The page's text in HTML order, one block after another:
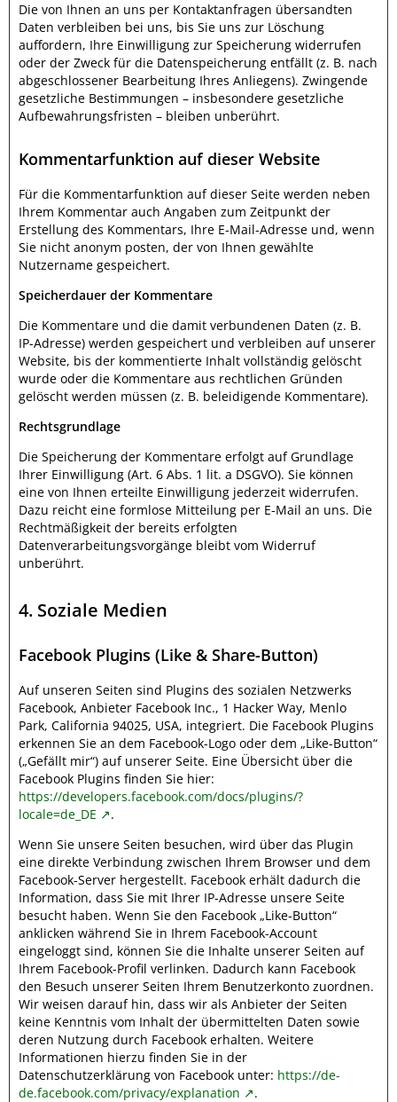
Die von Ihnen an uns per Kontaktanfragen übersandten
Daten verbleiben bei uns, bis Sie uns zur Löschung
auffordern, Ihre Einwilligung zur Speicherung widerrufen
oder der Zweck für die Datenspeicherung entfällt (z. B. nach
abgeschlossener Bearbeitung Ihres Anliegens). Zwingende
gesetzliche Bestimmungen – insbesondere gesetzliche
Aufbewahrungsfristen – bleiben unberührt.
Kommentarfunktion auf dieser Website
Für die Kommentarfunktion auf dieser Seite werden neben
Ihrem Kommentar auch Angaben zum Zeitpunkt der
Erstellung des Kommentars, Ihre E-Mail-Adresse und, wenn
Sie nicht anonym posten, der von Ihnen gewählte
Nutzername gespeichert.
Speicherdauer der Kommentare
Die Kommentare und die damit verbundenen Daten (z. B.
IP-Adresse) werden gespeichert und verbleiben auf unserer
Website, bis der kommentierte Inhalt vollständig gelöscht
wurde oder die Kommentare aus rechtlichen Gründen
gelöscht werden müssen (z. B. beleidigende Kommentare).
Rechtsgrundlage
Die Speicherung der Kommentare erfolgt auf Grundlage
Ihrer Einwilligung (Art. 6 Abs. 1 lit. a DSGVO). Sie können
eine von Ihnen erteilte Einwilligung jederzeit widerrufen.
Dazu reicht eine formlose Mitteilung per E-Mail an uns. Die
Rechtmäßigkeit der bereits erfolgten
Datenverarbeitungsvorgänge bleibt vom Widerruf
unberührt.
4. Soziale Medien
Facebook Plugins (Like & Share-Button)
Auf unseren Seiten sind Plugins des sozialen Netzwerks
Facebook, Anbieter Facebook Inc., 1 Hacker Way, Menlo
Park, California 94025, USA, integriert. Die Facebook Plugins
erkennen Sie an dem Facebook-Logo oder dem „Like-Button“
(„Gefällt mir“) auf unserer Seite. Eine Übersicht über die
Facebook Plugins finden Sie hier:
https://developers.facebook.com/docs/plugins/?
locale=de_DE
.
Wenn Sie unsere Seiten besuchen, wird über das Plugin
eine direkte Verbindung zwischen Ihrem Browser und dem
Facebook-Server hergestellt. Facebook erhält dadurch die
Information, dass Sie mit Ihrer IP-Adresse unsere Seite
besucht haben. Wenn Sie den Facebook „Like-Button“
anklicken während Sie in Ihrem Facebook-Account
eingeloggt sind, können Sie die Inhalte unserer Seiten auf
Ihrem Facebook-Profil verlinken. Dadurch kann Facebook
den Besuch unserer Seiten Ihrem Benutzerkonto zuordnen.
Wir weisen darauf hin, dass wir als Anbieter der Seiten
keine Kenntnis vom Inhalt der übermittelten Daten sowie
deren Nutzung durch Facebook erhalten. Weitere
Informationen hierzu finden Sie in der
Datenschutzerklärung von Facebook unter: https://de-
de.facebook.com/privacy/explanation
.